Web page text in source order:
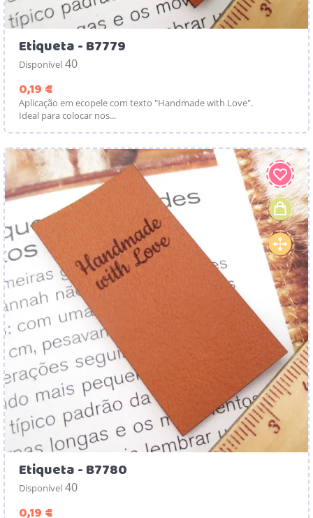
Etiqueta - B7779
Disponível 40
0,19 €
Aplicação em ecopele com texto "Handmade with Love".
Ideal para colocar nos...
Etiqueta - B7780
Disponível 40
0,19 €